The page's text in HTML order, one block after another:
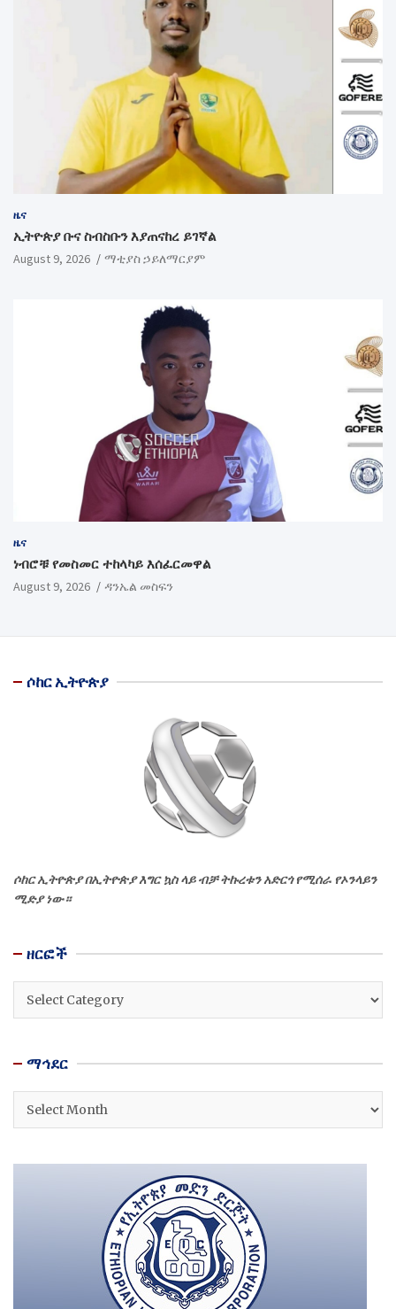
ዜና
ኢትዮጵያ ቡና ስብስቡን እያጠናከረ ይገኛል
August 9, 2026 ማቲያስ ኃይለማርያም
ዜና
ነብሮቹ የመስመር ተከላካይ እሰፈርመዋል
August 9, 2026 ዳንኤል መስፍን
ሶከር ኢትዮጵያ
ሶከር ኢትዮጵያ በኢትዮጵያ እግር ኳስ ላይ ብቻ ትኩረቱን አድርጎ የሚሰራ የኦንላይን
ሚድያ ነው።
ዘርፎች
ዘርፎች
ማኅደር
ማኅደር